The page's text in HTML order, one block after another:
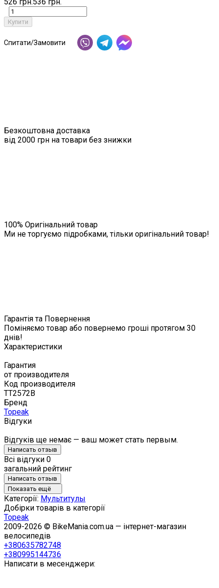
Купити
Спитати/Замовити
Безкоштовна доставка
від 2000 грн на товари без знижки
100% Оригінальний товар
Ми не торгуємо підробками, тільки оригінальний товар!
Гарантія та Повернення
Поміняємо товар або повернемо гроші протягом 30
днів!
Характеристики
Гарантия
от производителя
Код производителя
TT2572B
Бренд
Topeak
Відгуки
Відгуків ще немає — ваш может стать первым.
Написать отзыв
Всі відгуки 0
загальний рейтинг
Написать отзыв
Показать ещё
Категорії: Мультитулы
Добірки товарів в категорії
Topeak
2009-2026 © BikeMania.com.ua — інтернет-магазин
велосипедів
+380635782748
+380995144736
Написати в месенджери: